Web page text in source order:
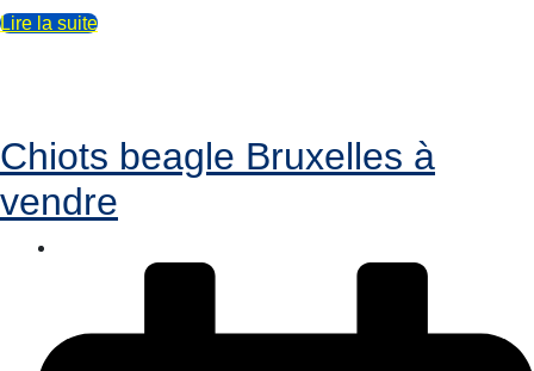
Lire la suite
Chiots beagle Bruxelles à
vendre